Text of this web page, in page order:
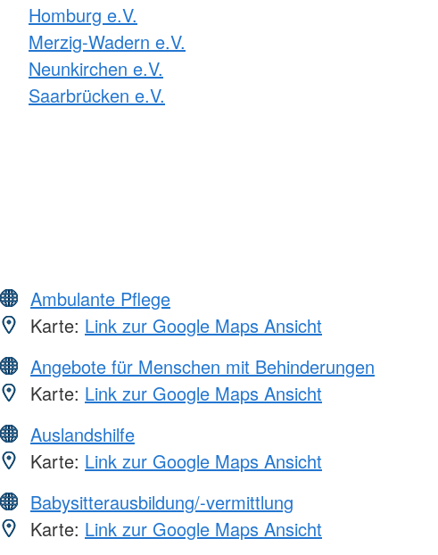
Homburg e.V.
Merzig-Wadern e.V.
Neunkirchen e.V.
Saarbrücken e.V.
Ambulante Pflege
Karte: Link zur Google Maps Ansicht
Angebote für Menschen mit Behinderungen
Karte: Link zur Google Maps Ansicht
Auslandshilfe
Karte: Link zur Google Maps Ansicht
Babysitterausbildung/-vermittlung
Karte: Link zur Google Maps Ansicht